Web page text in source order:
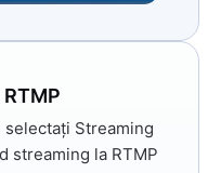
selectați Streaming
streaming la RTMP